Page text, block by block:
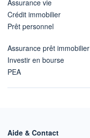
Assurance vie
Crédit immobilier
Prêt personnel
Assurance prêt immobilier
Investir en bourse
PEA
Aide & Contact